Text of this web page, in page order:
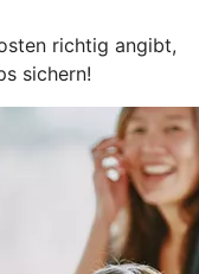
richtig angibt,
sichern!